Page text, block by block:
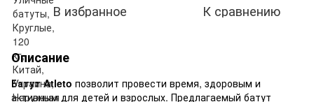
В избранное К сравнению
Описание
Батут Atleto позволит провести время, здоровым и
активным для детей и взрослых. Предлагаемый батут